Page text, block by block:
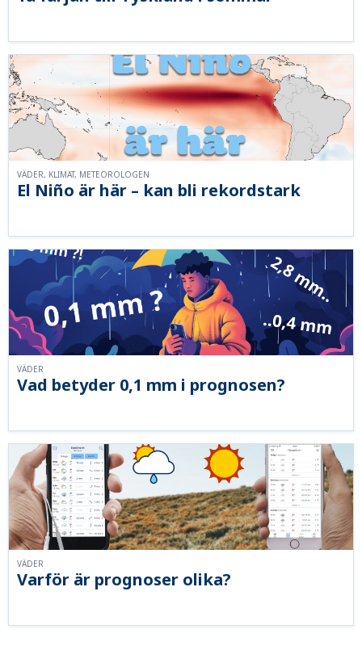
El Niño är här – kan bli rekordstark
VÄDER, KLIMAT, METEOROLOGEN
Vad betyder 0,1 mm i prognosen?
VÄDER
Varför är prognoser olika?
VÄDER